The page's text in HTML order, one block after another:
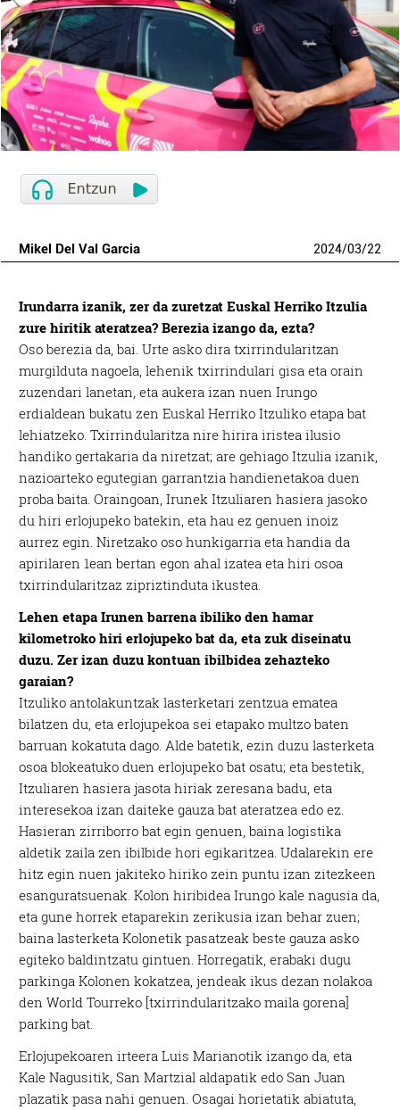
Mikel Del Val Garcia 2024/03/22
Irundarra izanik, zer da zuretzat Euskal Herriko Itzulia
zure hiritik ateratzea? Berezia izango da, ezta?
Oso berezia da, bai. Urte asko dira txirrindularitzan
murgilduta nagoela, lehenik txirrindulari gisa eta orain
zuzendari lanetan, eta aukera izan nuen Irungo
erdialdean bukatu zen Euskal Herriko Itzuliko etapa bat
lehiatzeko. Txirrindularitza nire hirira iristea ilusio
handiko gertakaria da niretzat; are gehiago Itzulia izanik,
nazioarteko egutegian garrantzia handienetakoa duen
proba baita. Oraingoan, Irunek Itzuliaren hasiera jasoko
du hiri erlojupeko batekin, eta hau ez genuen inoiz
aurrez egin. Niretzako oso hunkigarria eta handia da
apirilaren 1ean bertan egon ahal izatea eta hiri osoa
txirrindularitzaz zipriztinduta ikustea.
Lehen etapa Irunen barrena ibiliko den hamar
kilometroko hiri erlojupeko bat da, eta zuk diseinatu
duzu. Zer izan duzu kontuan ibilbidea zehazteko
garaian?
Itzuliko antolakuntzak lasterketari zentzua ematea
bilatzen du, eta erlojupekoa sei etapako multzo baten
barruan kokatuta dago. Alde batetik, ezin duzu lasterketa
osoa blokeatuko duen erlojupeko bat osatu; eta bestetik,
Itzuliaren hasiera jasota hiriak zeresana badu, eta
interesekoa izan daiteke gauza bat ateratzea edo ez.
Hasieran zirriborro bat egin genuen, baina logistika
aldetik zaila zen ibilbide hori egikaritzea. Udalarekin ere
hitz egin nuen jakiteko hiriko zein puntu izan zitezkeen
esanguratsuenak. Kolon hiribidea Irungo kale nagusia da,
eta gune horrek etaparekin zerikusia izan behar zuen;
baina lasterketa Kolonetik pasatzeak beste gauza asko
egiteko baldintzatu gintuen. Horregatik, erabaki dugu
parkinga Kolonen kokatzea, jendeak ikus dezan nolakoa
den World Tourreko [txirrindularitzako maila gorena]
parking bat.
Erlojupekoaren irteera Luis Marianotik izango da, eta
Kale Nagusitik, San Martzial aldapatik edo San Juan
plazatik pasa nahi genuen. Osagai horietatik abiatuta,